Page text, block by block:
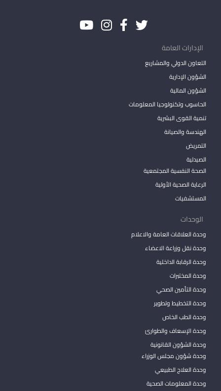
الإدارات العامة
التعاون الدولي والمشاريع
الشؤون الإدارية
الشؤون المالية
الحاسوب وتكنولوجيا المعلومات
تنمية القوى البشرية
الهندسة والصيانة
التمريض
الصيدلية
الصحة النفسية المجتمعية
الرعاية الصحية الأولية
المستشفيات
الوحدات
وحدة العلاقات العامة والاعلام
وحدة نقل وزراعة الاعضاء
وحدة الرقابة الداخلية
وحدة المختبرات
وحدة التأمين الصحي
وحدة التخطيط وتطوير
وحدة الطب الخاص
وحدة الإسعاف والطوارئ
وحدة الشؤون القانونية
وحدة شؤون مجلس الوزراء
وحدة العلاج الطبيعي
وحدة المعلومات الصحية